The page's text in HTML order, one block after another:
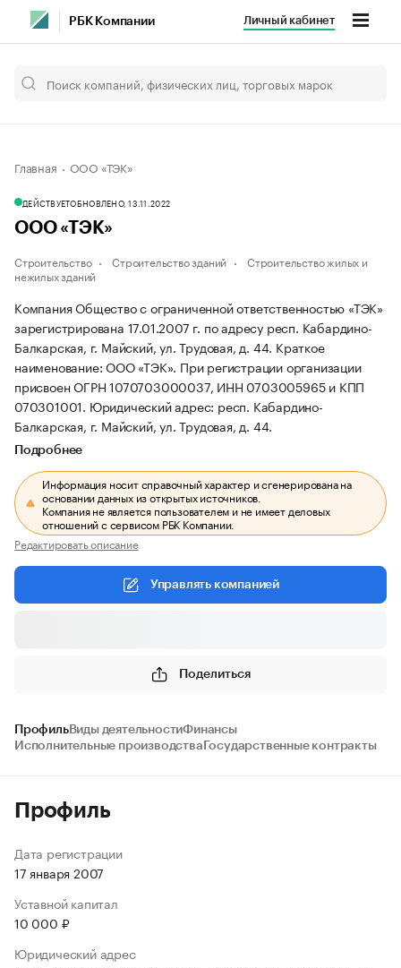
РБК Компании Личный кабинет
Главная ООО «ТЭК»
ДЕЙСТВУЕТОБНОВЛЕНО, 13.11.2022
ООО «ТЭК»
Строительство Строительство зданий
Строительство жилых и
нежилых зданий
Компания Общество с ограниченной ответственностью «ТЭК»
зарегистрирована 17.01.2007 г. по адресу респ. Кабардино-
Балкарская, г. Майский, ул. Трудовая, д. 44. Краткое
наименование: ООО «ТЭК». При регистрации организации
присвоен ОГРН 1070703000037, ИНН 0703005965 и КПП
070301001. Юридический адрес: респ. Кабардино-
Балкарская, г. Майский, ул. Трудовая, д. 44.
Подробнее
Информация носит справочный характер и сгенерирована на
основании данных из открытых источников.
Компания не является пользователем и не имеет деловых
отношений с сервисом РБК Компании.
Редактировать описание
Управлять компанией
Поделиться
ПрофильВиды деятельностиФинансы
Исполнительные производства Государственные контракты
Профиль
Дата регистрации
17 января 2007
Уставной капитал
10 000 ₽
Юридический адрес